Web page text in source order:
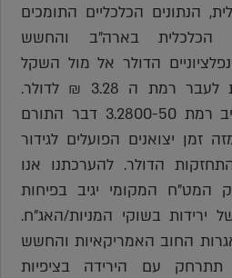
הנתונים הכלכליים התומכים
הכלכלית בארה"ב והחשש
הדולר אל מול השקל
התחזק בזירה המקומית לעבר רמת ה 3.28 ₪ לדולר.
לדולר מוכרים רבים סביב רמת 3.2800-50 דבר התורם
זמן יצואנים הפועלים לגידור
הדולר. להערכתנו אנו
המט"ח המקומי יגיב בפיחות
בשוקי המניות/האג"ח.
החוב האמריקאיות והחשש
עם הירידה בציפיות